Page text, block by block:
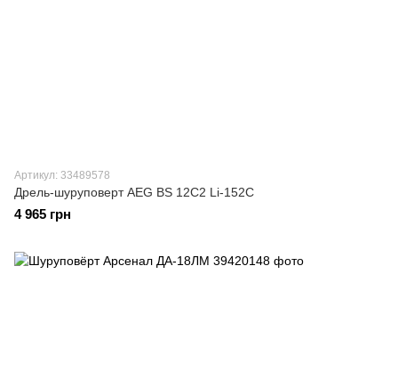
Артикул: 33489578
Дрель-шуруповерт AEG BS 12C2 Li-152C
4 965 грн